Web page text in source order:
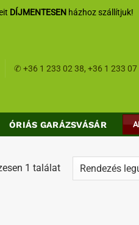
DÍJMENTESEN házhoz szállítjuk!
✆+36 1 233 02 38,+36 1 233 07
ÓRIÁS GARÁZSVÁSÁR
1 találat